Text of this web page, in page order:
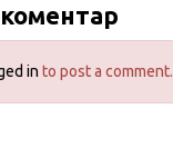
in to post a comment.